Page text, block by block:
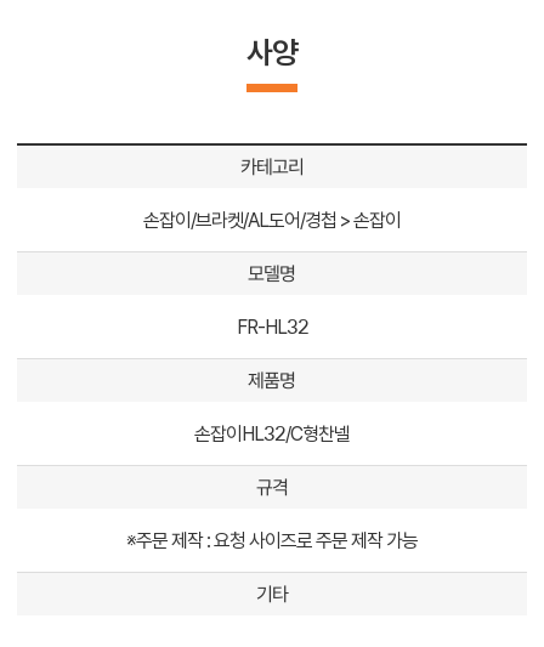
사양
카테고리
손잡이/브라켓/AL도어/경첩 > 손잡이
모델명
FR-HL32
제품명
손잡이HL32/C형찬넬
규격
※주문 제작 : 요청 사이즈로 주문 제작 가능
기타